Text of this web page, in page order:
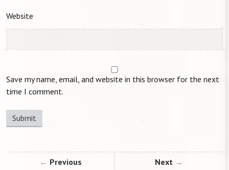
Website
Save my name, email, and website in this browser for the next
time I comment.
Previous Next